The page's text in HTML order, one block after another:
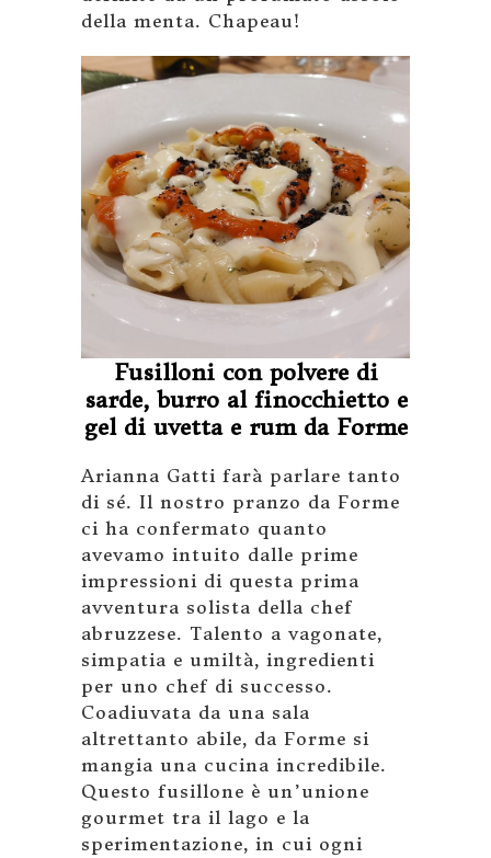
della menta. Chapeau!
Fusilloni con polvere di
sarde, burro al finocchietto e
gel di uvetta e rum da Forme
Arianna Gatti farà parlare tanto
di sé. Il nostro pranzo da Forme
ci ha confermato quanto
avevamo intuito dalle prime
impressioni di questa prima
avventura solista della chef
abruzzese. Talento a vagonate,
simpatia e umiltà, ingredienti
per uno chef di successo.
Coadiuvata da una sala
altrettanto abile, da Forme si
mangia una cucina incredibile.
Questo fusillone è un’unione
gourmet tra il lago e la
sperimentazione, in cui ogni